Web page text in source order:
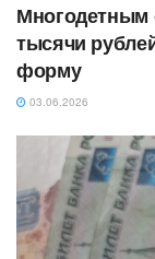
Многодетным
тысячи
форму
03.06.2026